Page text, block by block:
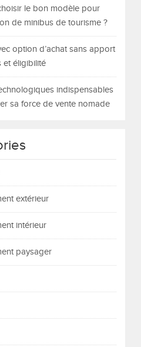
le bon modèle pour
de minibus de tourisme ?
option d’achat sans apport
et éligibilité
indispensables
sa force de vente nomade
extérieur
intérieur
paysager